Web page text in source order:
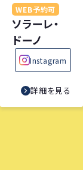
WEB予約可
ソラーレ・
ドーノ
Instagram
詳細を見る